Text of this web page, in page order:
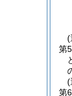
(
第
(
第